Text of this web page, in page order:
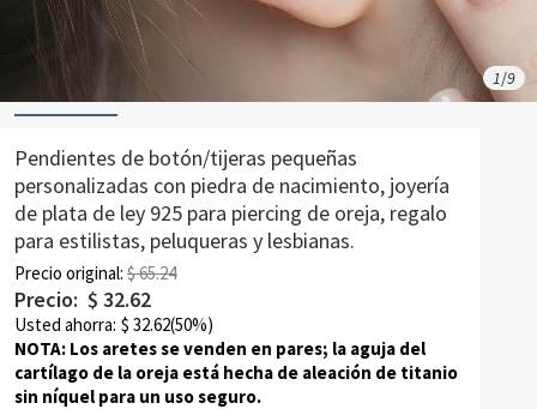
1/9
Pendientes de botón/tijeras pequeñas
personalizadas con piedra de nacimiento, joyería
de plata de ley 925 para piercing de oreja, regalo
para estilistas, peluqueras y lesbianas.
Precio original: $ 65.24
Precio: $ 32.62
Usted ahorra: $ 32.62(50%)
NOTA: Los aretes se venden en pares; la aguja del
cartílago de la oreja está hecha de aleación de titanio
sin níquel para un uso seguro.